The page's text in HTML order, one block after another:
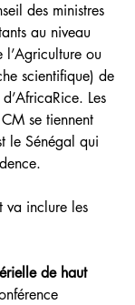
des ministres
au niveau
l’Agriculture ou
scientifique) de
Les
se tiennent
le Sénégal qui
va inclure les
de haut